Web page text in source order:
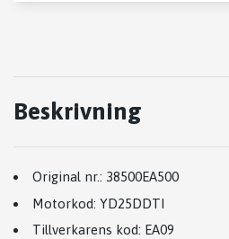
Beskrivning
Original nr.: 38500EA500
Motorkod: YD25DDTI
Tillverkarens kod: EA09